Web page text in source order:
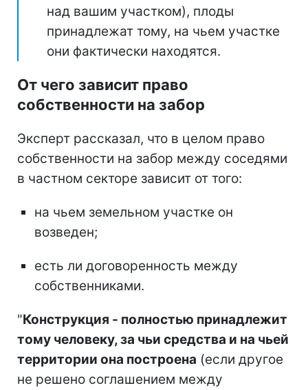
над вашим участком), плоды
принадлежат тому, на чьем участке
они фактически находятся.
От чего зависит право
собственности на забор
Эксперт рассказал, что в целом право
собственности на забор между соседями
в частном секторе зависит от того:
на чьем земельном участке он
возведен;
есть ли договоренность между
собственниками.
"Конструкция - полностью принадлежит
тому человеку, за чьи средства и на чьей
территории она построена (если другое
не решено соглашением между